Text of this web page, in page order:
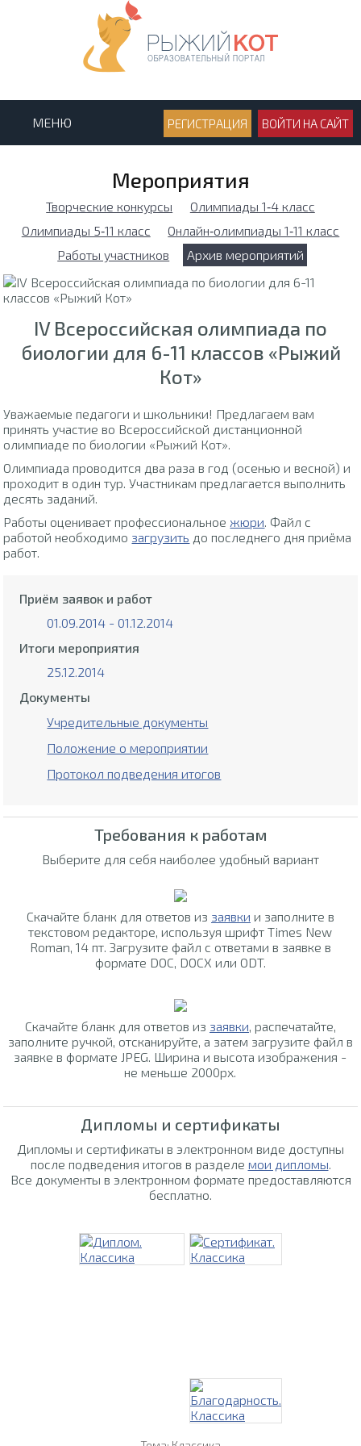
МЕНЮ РЕГИСТРАЦИЯ ВОЙТИ НА САЙТ
Мероприятия
Творческие конкурсы
Олимпиады 1‑4 класс
Олимпиады 5‑11 класс
Онлайн‑олимпиады 1‑11 класс
Работы участников
Архив мероприятий
IV Всероссийская олимпиада по
биологии для 6-11 классов «Рыжий
Кот»
Уважаемые педагоги и школьники! Предлагаем вам
принять участие во Всероссийской дистанционной
олимпиаде по биологии «Рыжий Кот».
Олимпиада проводится два раза в год (осенью и весной) и
проходит в один тур. Участникам предлагается выполнить
десять заданий.
Работы оценивает профессиональное жюри. Файл с
работой необходимо загрузить до последнего дня приёма
работ.
Приём заявок и работ
01.09.2014 - 01.12.2014
Итоги мероприятия
25.12.2014
Документы
Учредительные документы
Положение о мероприятии
Протокол подведения итогов
Требования к работам
Выберите для себя наиболее удобный вариант
Скачайте бланк для ответов из заявки и заполните в
текстовом редакторе, используя шрифт Times New
Roman, 14 пт. Загрузите файл с ответами в заявке в
формате DOC, DOCX или ODT.
Скачайте бланк для ответов из заявки, распечатайте,
заполните ручкой, отсканируйте, а затем загрузите файл в
заявке в формате JPEG. Ширина и высота изображения -
не меньше 2000px.
Дипломы и сертификаты
Дипломы и сертификаты в электронном виде доступны
после подведения итогов в разделе мои дипломы
Все документы в электронном формате предоставляются
бесплатно.